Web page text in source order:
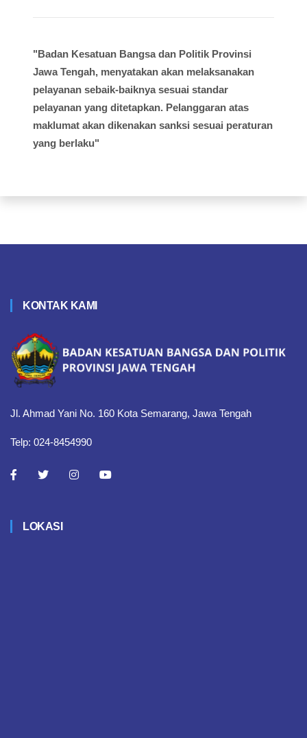
"Badan Kesatuan Bangsa dan Politik Provinsi
Jawa Tengah, menyatakan akan melaksanakan
pelayanan sebaik-baiknya sesuai standar
pelayanan yang ditetapkan. Pelanggaran atas
maklumat akan dikenakan sanksi sesuai peraturan
yang berlaku"
KONTAK KAMI
Jl. Ahmad Yani No. 160 Kota Semarang, Jawa Tengah
Telp: 024-8454990
LOKASI